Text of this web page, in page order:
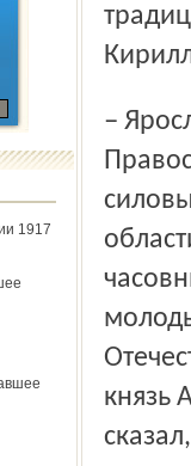
1917
– Ярославские военные все чаще обращаются к
князь